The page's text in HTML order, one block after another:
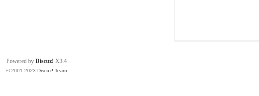
Powered byDiscuz! X3.4
© 2001-2023Discuz! Team